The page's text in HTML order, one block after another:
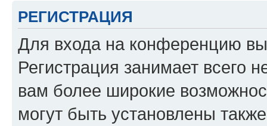
РЕГИСТРАЦИЯ
Для входа на конференцию
Регистрация занимает всего
вам более широкие
могут быть установлены